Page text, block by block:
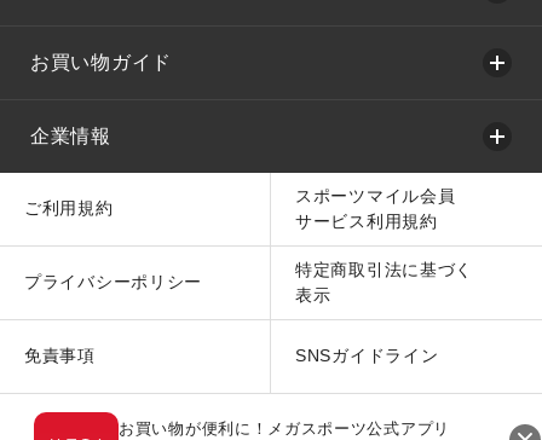
お買い物ガイド
企業情報
ご利用規約
スポーツマイル会員
サービス利用規約
プライバシーポリシー
特定商取引法に基づく
表示
免責事項 SNSガイドライン
お買い物が便利に！メガスポーツ公式アプリ